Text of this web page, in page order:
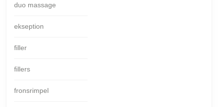
duo massage
ekseption
filler
fillers
fronsrimpel